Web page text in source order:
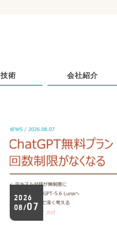
技術 会社紹介
2026
08/ 07